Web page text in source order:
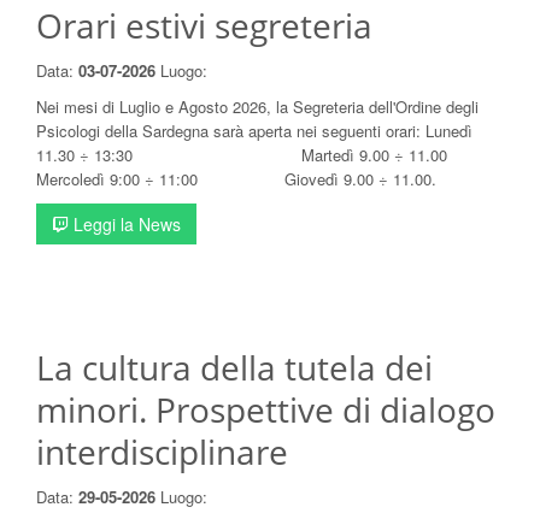
Orari estivi segreteria
Data: 03-07-2026 Luogo:
Nei mesi di Luglio e Agosto 2026, la Segreteria dell'Ordine degli
Psicologi della Sardegna sarà aperta nei seguenti orari: Lunedì
11.30 ÷ 13:30 Martedì 9.00 ÷ 11.00
Mercoledì 9:00 ÷ 11:00 Giovedì 9.00 ÷ 11.00.
Leggi la News
La cultura della tutela dei
minori. Prospettive di dialogo
interdisciplinare
Data: 29-05-2026 Luogo: